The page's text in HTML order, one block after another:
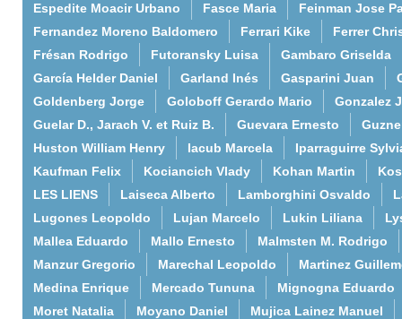
Espedite Moacir Urbano
Fasce Maria
Feinman Jose
Fernandez Moreno Baldomero
Ferrari Kike
Ferrer
Frésan Rodrigo
Futoransky Luisa
Gambaro Griselda
García Helder Daniel
Garland Inés Gasparini Juan
Goldenberg Jorge
Goloboff Gerardo Mario
Gonzalez
Guelar D., Jarach V. et Ruiz B.
Guevara Ernesto
Huston William Henry
Iacub Marcela
Iparraguirre
Kaufman Felix
Kociancich Vlady Kohan Martin
LES LIENS
Laiseca Alberto Lamborghini Osvaldo
Lugones Leopoldo
Lujan Marcelo Lukin Liliana
Mallea Eduardo
Mallo Ernesto
Malmsten M. Rodrigo
Manzur Gregorio
Marechal Leopoldo
Martinez
Medina Enrique
Mercado Tununa
Mignogna Eduardo
Moret Natalia
Moyano Daniel
Mujica Lainez Manuel